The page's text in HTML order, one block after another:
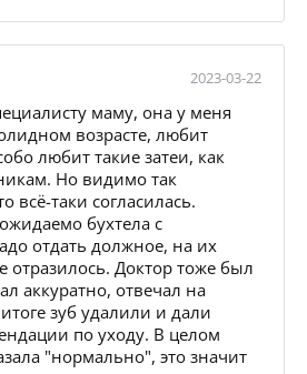
2023-03-22
маму, она у меня
возрасте, любит
любит такие затеи, как
Но видимо так
всё-таки согласилась.
бухтела с
отдать должное, на их
отразилось. Доктор тоже был
аккуратно, отвечал на
зуб удалили и дали
по уходу. В целом
"нормально", это значит